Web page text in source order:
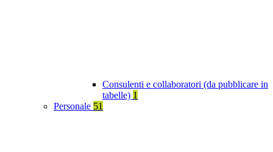
Consulenti e collaboratori (da pubblicare in
tabelle) 1
Personale 51